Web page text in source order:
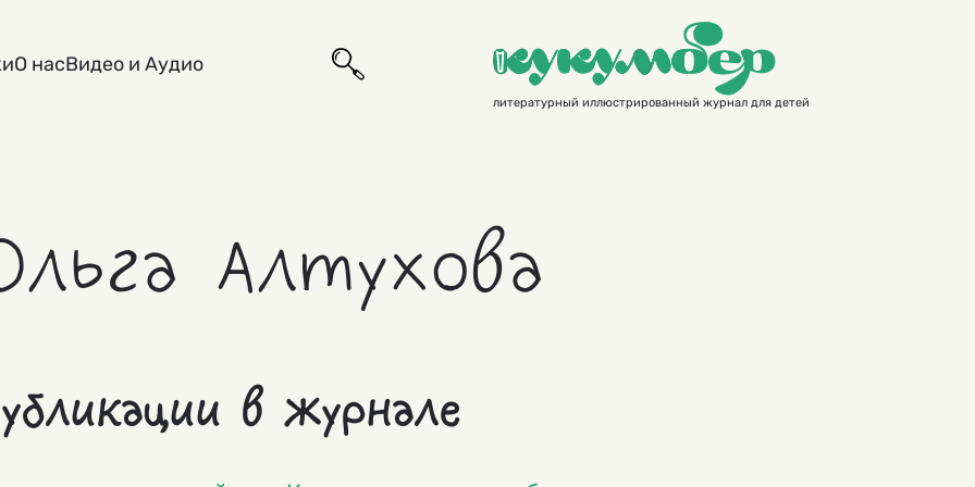
О насВидео и Аудио
литературный иллюстрированный журнал для детей
Алтухова
в журнале